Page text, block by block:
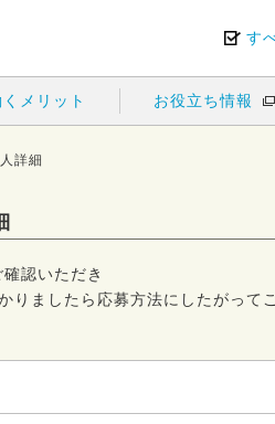
す
メリット お役立ち情報
詳細
認いただき
りましたら応募方法にしたがって